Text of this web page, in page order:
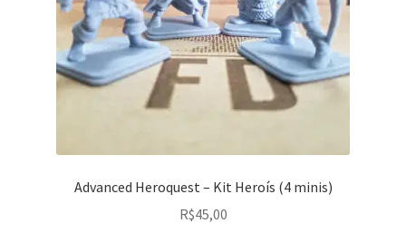
Advanced Heroquest – Kit Heroís (4 minis)
R$45,00